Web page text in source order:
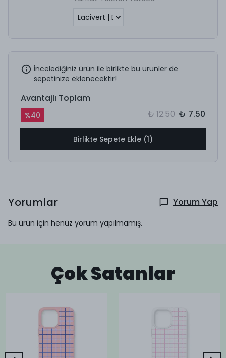
İncelediğiniz ürün ile birlikte bu ürünler de
sepetinize eklenecektir!
Avantajlı Toplam
%40 ₺ 12.50 ₺ 7.50
Birlikte Sepete Ekle (1)
Yorumlar Yorum Yap
Bu ürün için henüz yorum yapılmamış.
Çok Satanlar